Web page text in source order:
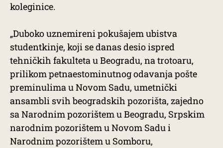
koleginice.
„Duboko uznemireni pokušajem ubistva
studentkinje, koji se danas desio ispred
tehničkih fakulteta u Beogradu, na trotoaru,
prilikom petnaestominutnog odavanja pošte
preminulima u Novom Sadu, umetnički
ansambli svih beogradskih pozorišta, zajedno
sa Narodnim pozorištem u Beogradu, Srpskim
narodnim pozorištem u Novom Sadu i
Narodnim pozorištem u Somboru,